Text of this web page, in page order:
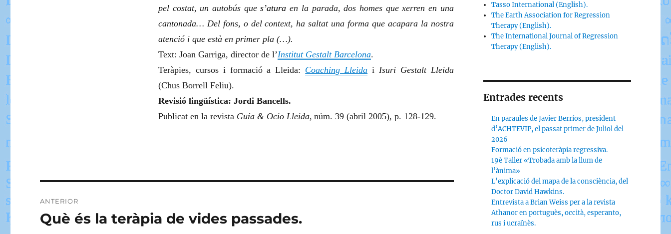
pel costat, un autobús ques’atura en la parada, dos homes que xerren en una
cantonada… Del fons, o del context, ha saltat una forma que acapara la nostra
atenció i que està en primer pla (…).
Text: Joan Garriga, director de l’Institut Gestalt Barcelona.
Teràpies, cursos i formació a Lleida: Coaching Lleida i Isuri Gestalt Lleida
(Chus Borrell Feliu).
Revisió lingüística: Jordi Bancells.
Publicat en la revista Guía & Ocio Lleida, núm. 39 (abril 2005), p. 128-129.
d'entrades
ANTERIOR
Entrada
Què és la teràpia de vides passades.
Tasso International (English).
The Earth Association for Regression
Therapy (English).
The International Journal of Regression
Therapy (English).
Entrades recents
En paraules de Javier Berríos, president
d’ACHTEVIP, el passat primer de Juliol del
2026
Formació en psicoteràpia regressiva.
19è Taller «Trobada amb la llum de
l’ànima»
L’explicació del mapa de la consciència, del
Doctor David Hawkins.
Entrevista a Brian Weiss per a la revista
Athanor en portuguès, occità, esperanto,
rus i ucraïnès.